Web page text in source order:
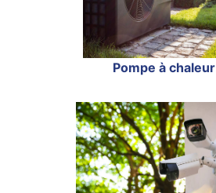
Pompe à chaleur